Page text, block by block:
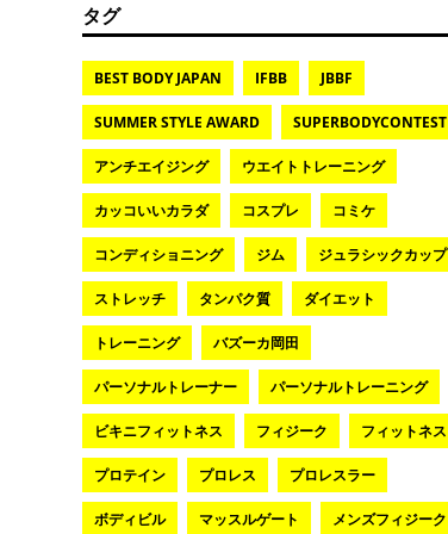
タグ
BEST BODY JAPAN IFBB JBBF
SUMMER STYLE AWARD SUPERBODYCONTEST
アンチエイジング ウエイトトレーニング
カッコいいカラダ コスプレ コミケ
コンディショニング ジム ジュラシックカップ
ストレッチ タンパク質 ダイエット
トレーニング バズーカ岡田
パーソナルトレーナー パーソナルトレーニング
ビキニフィットネス フィジーク フィットネス
プロテイン プロレス プロレスラー
ボディビル マッスルゲート メンズフィジーク